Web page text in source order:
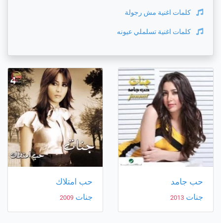
كلمات اغنية مش رجولة
كلمات اغنية تسلملي عيونه
حب جامد
جنات 2013
حب امتلاك
جنات 2009